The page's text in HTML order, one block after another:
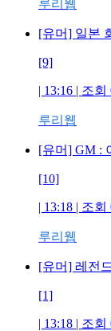
루리웹
[유머] 일본
[9]
| 13:16 | 조회
루리웹
[유머] GM :
[10]
| 13:18 | 조회
루리웹
[유머] 레전
[1]
| 13:18 | 조회